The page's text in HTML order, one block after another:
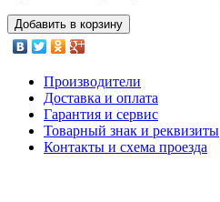
Добавить в корзину
Производители
Доставка и оплата
Гарантия и сервис
Товарный знак и реквизиты
Контакты и схема проезда